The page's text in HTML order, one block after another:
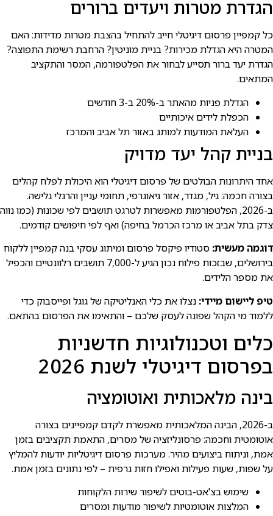
הגדרת מטרות ויעדים ברורים
כל קמפיין פרסום דיגיטלי חייב להתחיל בהצבת מטרות מדידות: האם
המטרה היא הגדלת מכירות? בניית מוניטין? הרחבת רשימת התפוצה?
הגדרת יעד ברור תסייע לבחור את הפלטפורמה, המסר והתקציב
המתאים.
הגדלת פניות מהאתר ב-20% ב-3 חודשים
הכפלת לידים איכותיים
העלאת המודעות למותג באזור תל אביב והמרכז
בניית קהל יעד מדויק
אחד היתרונות הבולטים של פרסום דיגיטלי הוא היכולת לפלח קהלים
בצורה חכמה: גיל, מגדר, אזור גיאוגרפי, תחומי עניין והרגלי גלישה.
ב-2026, הפלטפורמות מאפשרות לטרגט תושבים לפי שכונות (כמו נווה
צדק בתל אביב או מרכז הכרמל בחיפה) ואף לפי חיפושים קודמים.
דוגמה מעשית: סטודיו פיקסל פרסום ומיתוג עסקי בנה קמפיין ללקוח
בירושלים, שבזכות פילוח נכון הגיע ל-7,000 תושבים רלוונטיים והכפיל
את מספר הלידים.
טיפ ליישום מיידי: נצלו את כלי האנליטיקה של גוגל ופייסבוק כדי
ללמוד מי הקהל שפונה לעסק שלכם – והתאימו את הפרסום בהתאם.
כלים וטכנולוגיות חדשניות
בפרסום דיגיטלי לשנת 2026
בינה מלאכותית ואוטומציה
ב-2026, הבינה המלאכותית מאפשרת לקדם קמפיינים בצורה
אוטומטית וחכמה: פרסונליזציה של מסרים, התאמת תקציבים בזמן
אמת, וניתוח ביצועים מהיר. מערכות פרסום דיגיטליות יודעות להמליץ
על שפות, שעות פעילות ואפילו חזות גרפית – לפי נתונים בזמן אמת.
שימוש בצ'אט-בוטים לשיפור שירות הלקוחות
המלצות אוטומטיות לשיפור מודעות ומסרים